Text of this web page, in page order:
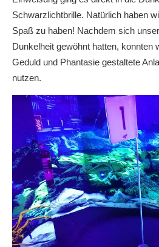
Schwarzlichtbrille. Natürlich haben
Spaß zu haben! Nachdem sich
Dunkelheit gewöhnt hatten, konnten
Geduld und Phantasie gestaltete
nutzen.